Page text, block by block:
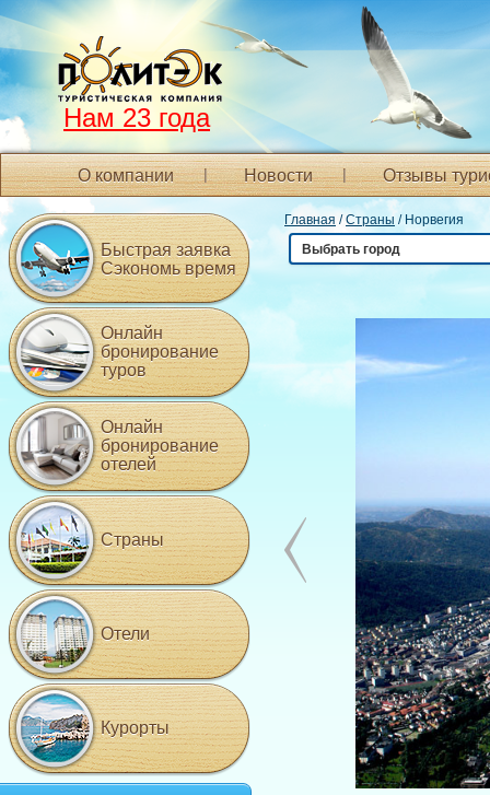
Нам 23 года
О компании Новости Отзывы
Главная /Страны / Норвегия
Выбрать город
Быстрая заявка
Сэкономь время
Онлайн
бронирование
туров
Онлайн
бронирование
отелей
Страны
Отели
Курорты